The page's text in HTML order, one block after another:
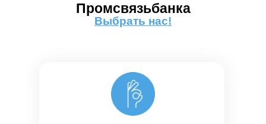
Промсвязьбанка
Выбрать нас!